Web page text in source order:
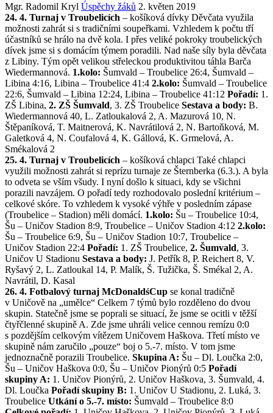
Mgr. Radomil Kryl Úspěchy žáků 2. květen 2019
24. 4. Turnaj v Troubelicích – košíková dívky Děvčata využila
možnosti zahrát si s tradičními soupeřkami. Vzhledem k počtu tří
účastníků se hrálo na dvě kola. I přes veliké pokroky troubelických
dívek jsme si s domácím týmem poradili. Nad naše síly byla děvčata
z Libiny. Tým opět velikou střeleckou produktivitou táhla Barča
Wiedermannová. 1.kolo: Šumvald – Troubelice 26:4, Šumvald –
Libina 4:16, Libina – Troubelice 41:4 2.kolo: Šumvald – Troubelice
22:6, Šumvald – Libina 12:24, Libina – Troubelice 41:12 Pořadí: 1.
ZŠ Libina, 2. ZŠ Šumvald, 3. ZŠ Troubelice Sestava a body: B.
Wiedermannová 40, L. Zatloukalová 2, A. Mazurová 10, N.
Štěpaníková, T. Maitnerová, K. Navrátilová 2, N. Bartoňková, M.
Galetková 4, N. Coufalová 4, K. Gállová, K. Grmelová, A.
Smékalová 2
25. 4. Turnaj v Troubelicích – košíková chlapci Také chlapci
využili možnosti zahrát si reprízu turnaje ze Šternberka (6.3.). A byla
to odveta se vším všudy. I nyní došlo k situaci, kdy se všichni
porazili navzájem. O pořadí tedy rozhodovalo poslední kritérium –
celkové skóre. To vzhledem k vysoké výhře v posledním zápase
(Troubelice – Stadion) měli domácí. 1.kolo: Šu – Troubelice 10:4,
Šu – Uničov Stadion 8:9, Troubelice – Uničov Stadion 4:12 2.kolo:
Šu – Troubelice 6:9, Šu – Uničov Stadion 10:7, Troubelice –
Uničov Stadion 22:4 Pořadí: 1. ZŠ Troubelice, 2. Šumvald, 3.
Uničov U Stadionu Sestava a body: J. Petřík 8, P. Reichert 8, V.
Ryšavý 2, L. Zatloukal 14, P. Malík, Š. Tužička, Š. Smékal 2, A.
Navrátil, D. Kasal
26. 4. Fotbalový turnaj McDonaldśCup se konal tradičně
v Uničově na „umělce“ Celkem 7 týmů bylo rozděleno do dvou
skupin. Statečně jsme se poprali se situací, že jsme se ocitli v těžší
čtyřčlenné skupině A. Zde jsme uhráli velice cennou remízu 0:0
s pozdějším celkovým vítězem Uničovem Haškova. Třetí místo ve
skupině nám zaručilo „pouze“ boj o 5.-7. místo. V tom jsme
jednoznačně porazili Troubelice. Skupina A: Šu – Dl. Loučka 2:0,
Šu – Uničov Haškova 0:0, Šu – Uničov Pionýrů 0:5 Pořadí
skupiny A: 1. Uničov Pionýrů, 2. Uničov Haškova, 3. Šumvald, 4.
Dl. Loučka Pořadí skupiny B: 1. Uničov U Stadionu, 2. Luká, 3.
Troubelice Utkání o 5.-7. místo: Šumvald – Troubelice 8:0